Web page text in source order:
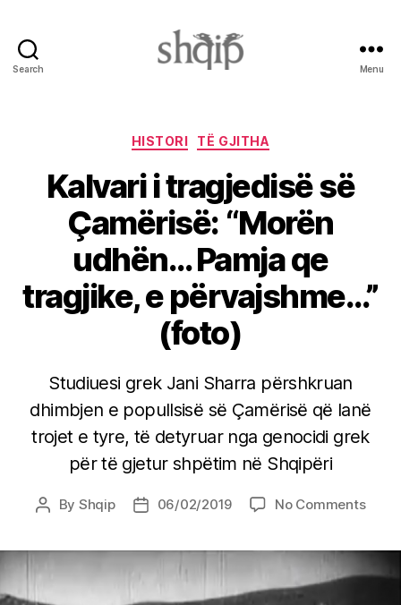
Search Menu
Categories
HISTORI TË GJITHA
Kalvari i tragjedisë së
Çamërisë: “Morën
udhën… Pamja qe
tragjike, e përvajshme…”
(foto)
Studiuesi grek Jani Sharra përshkruan
dhimbjen e popullsisë së Çamërisë që lanë
trojet e tyre, të detyruar nga genocidi grek
për të gjetur shpëtim në Shqipëri
Post
By Shqip
Post06/02/2019 No Commentson
së